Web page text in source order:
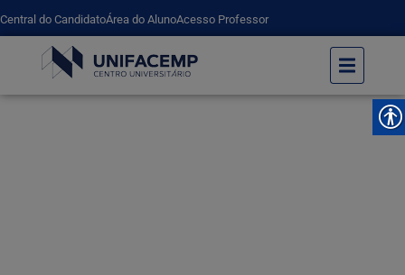
Central do CandidatoÁrea do AlunoAcesso Professor